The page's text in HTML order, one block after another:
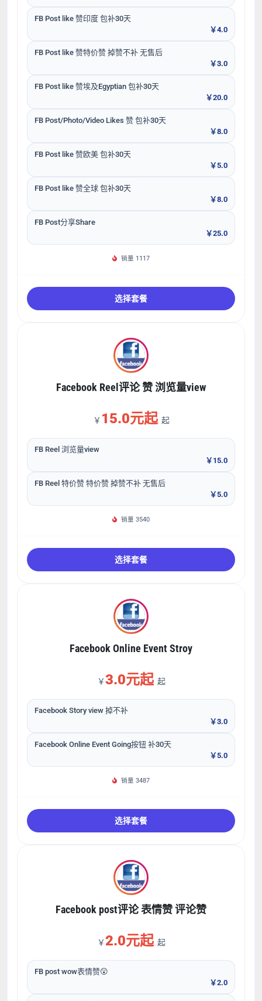
FB Post like 赞印度 包补30天
￥4.0
FB Post like 赞特价赞 掉赞不补 无售后
￥3.0
FB Post like 赞埃及Egyptian 包补30天
￥20.0
FB Post/Photo/Video Likes 赞 包补30天
￥8.0
FB Post like 赞欧美 包补30天
￥5.0
FB Post like 赞全球 包补30天
￥8.0
FB Post分享Share
￥25.0
销量 1117
选择套餐
Facebook Reel评论 赞 浏览量view
￥ 15.0元起 起
FB Reel 浏览量view
￥15.0
FB Reel 特价赞 特价赞 掉赞不补 无售后
￥5.0
销量 3540
选择套餐
Facebook Online Event Stroy
￥3.0元起 起
Facebook Story view 掉不补
￥3.0
Facebook Online Event Going按钮 补30天
￥5.0
销量 3487
选择套餐
Facebook post评论 表情赞 评论赞
￥2.0元起 起
FB post wow表情赞😲
￥2.0